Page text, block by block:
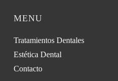
MENU
Tratamientos Dentales
Estética Dental
Contacto